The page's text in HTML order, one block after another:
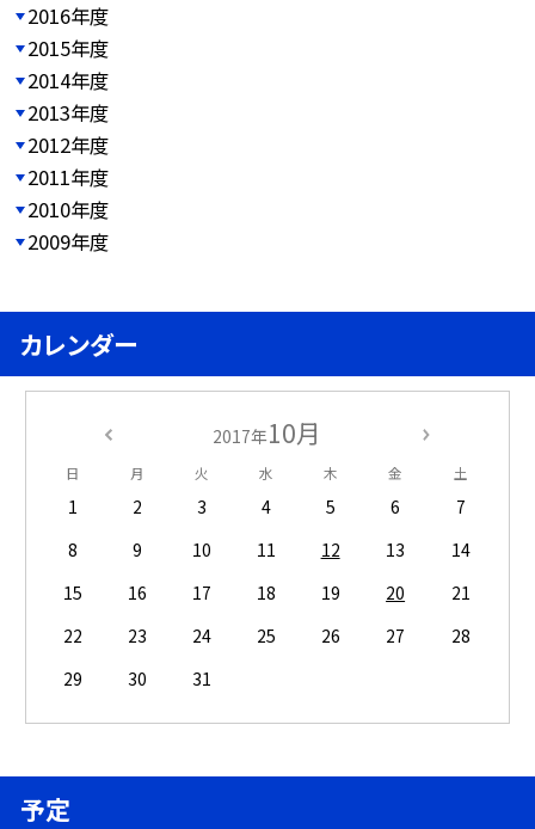
2016年度
2015年度
2014年度
2013年度
2012年度
2011年度
2010年度
2009年度
カレンダー
2017年10月
日 月 火 水 木 金 土
1 2 3 4 5 6
7
8
9 10 11 12 13
14
15
16 17 18 19 20
21
22
23 24 25 26 27
28
29
30 31
予定